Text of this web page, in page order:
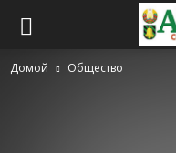
Домой Общество